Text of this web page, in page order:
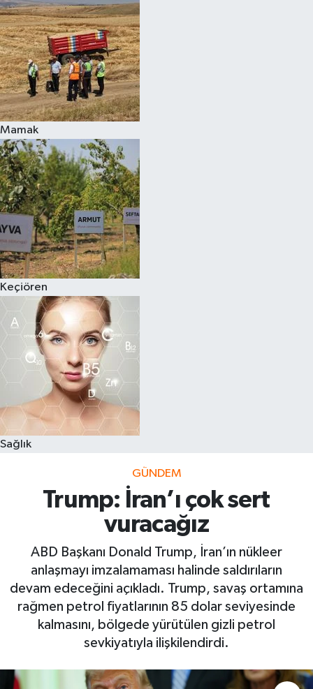
Mamak
Keçiören
Sağlık
GÜNDEM
Trump: İran’ı çok sert
vuracağız
ABD Başkanı Donald Trump, İran’ın nükleer
anlaşmayı imzalamaması halinde saldırıların
devam edeceğini açıkladı. Trump, savaş ortamına
rağmen petrol fiyatlarının 85 dolar seviyesinde
kalmasını, bölgede yürütülen gizli petrol
sevkiyatıyla ilişkilendirdi.